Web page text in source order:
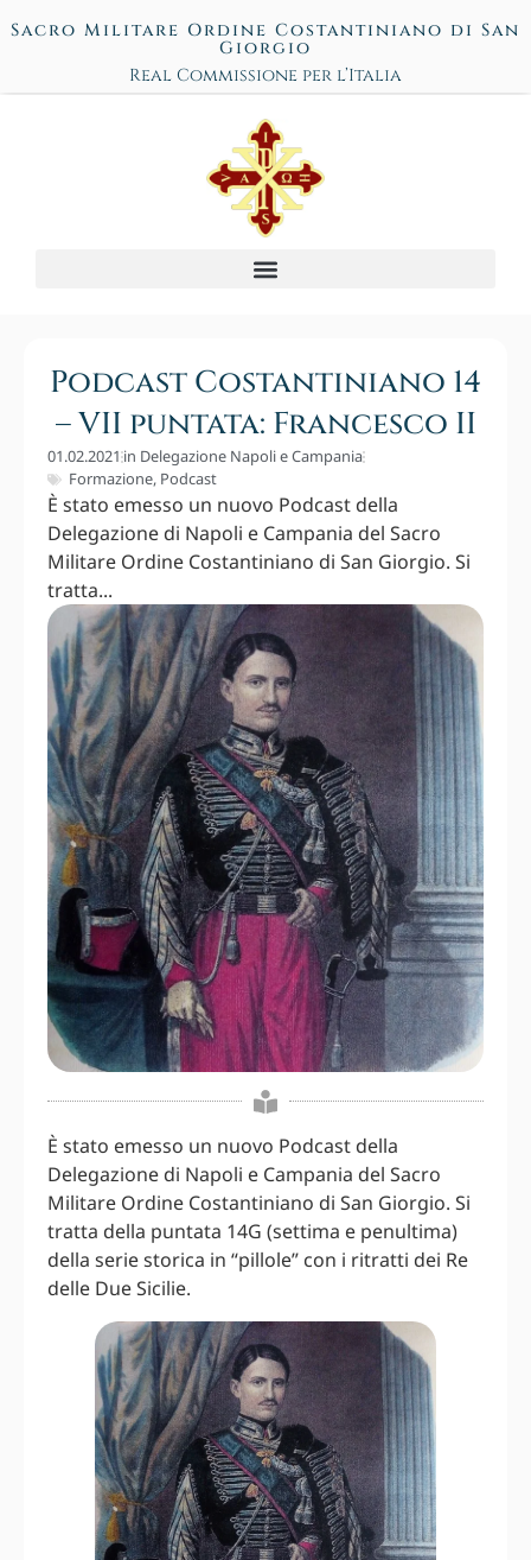
Sacro Militare Ordine Costantiniano di San
Giorgio
Real Commissione per l’Italia
Podcast Costantiniano 14
– VII puntata: Francesco II
01.02.2021 in Delegazione Napoli e Campania
Formazione, Podcast
È stato emesso un nuovo Podcast della
Delegazione di Napoli e Campania del Sacro
Militare Ordine Costantiniano di San Giorgio. Si
tratta...
È stato emesso un nuovo Podcast della
Delegazione di Napoli e Campania del Sacro
Militare Ordine Costantiniano di San Giorgio. Si
tratta della puntata 14G (settima e penultima)
della serie storica in “pillole” con i ritratti dei Re
delle Due Sicilie.